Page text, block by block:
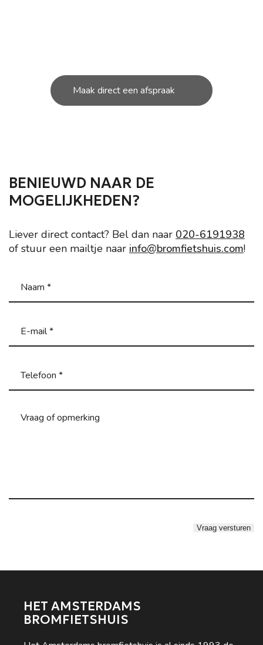
Maak direct een afspraak
BENIEUWD NAAR DE
MOGELIJKHEDEN?
Liever direct contact? Bel dan naar 020-6191938
of stuur een mailtje naar info@bromfietshuis.com!
HET AMSTERDAMS
BROMFIETSHUIS